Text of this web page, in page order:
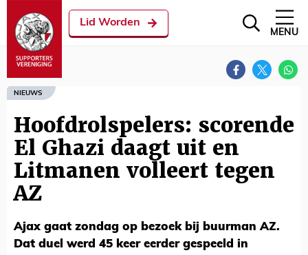
Lid Worden
MENU
NIEUWS
Hoofdrolspelers: scorende
El Ghazi daagt uit en
Litmanen volleert tegen
AZ
Ajax gaat zondag op bezoek bij buurman AZ.
Dat duel werd 45 keer eerder gespeeld in